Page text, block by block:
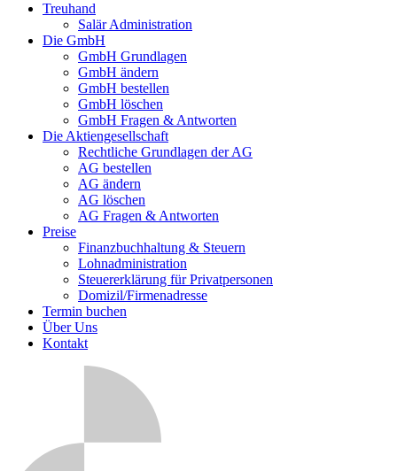
Treuhand
Salär Administration
Die GmbH
GmbH Grundlagen
GmbH ändern
GmbH bestellen
GmbH löschen
GmbH Fragen & Antworten
Die Aktiengesellschaft
Rechtliche Grundlagen der AG
AG bestellen
AG ändern
AG löschen
AG Fragen & Antworten
Preise
Finanzbuchhaltung & Steuern
Lohnadministration
Steuererklärung für Privatpersonen
Domizil/Firmenadresse
Termin buchen
Über Uns
Kontakt